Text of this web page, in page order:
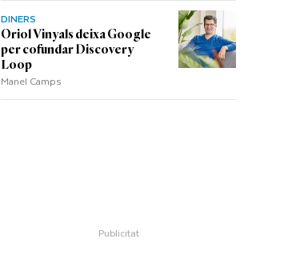
DINERS
Oriol Vinyals deixa Google
per cofundar Discovery
Loop
Manel Camps